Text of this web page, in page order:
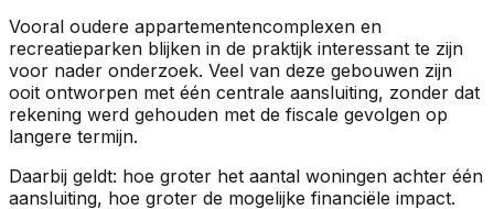
Vooral oudere appartementencomplexen en
recreatieparken blijken in de praktijk interessant te zijn
voor nader onderzoek. Veel van deze gebouwen zijn
ooit ontworpen met één centrale aansluiting, zonder dat
rekening werd gehouden met de fiscale gevolgen op
langere termijn.
Daarbij geldt: hoe groter het aantal woningen achter één
aansluiting, hoe groter de mogelijke financiële impact.